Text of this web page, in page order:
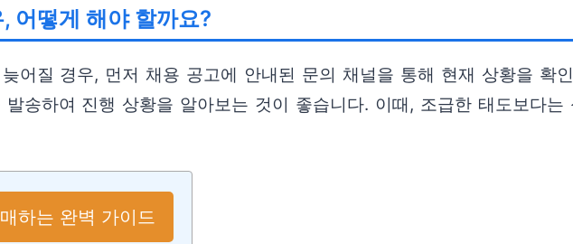
어떻게 해야 할까요?
어질 경우, 먼저 채용 공고에 안내된 문의 채널을 통해 현재 상황을 확
송하여 진행 상황을 알아보는 것이 좋습니다. 이때, 조급한 태도보다
하는 완벽 가이드